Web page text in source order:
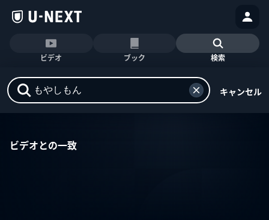
ビデオ ブック 検索
キャンセル
ビデオとの一致